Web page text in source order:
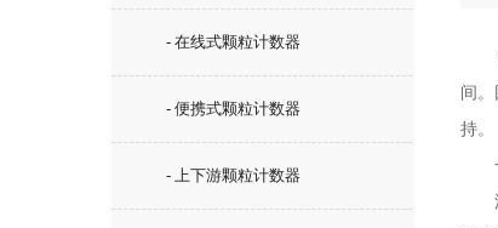
- 在线式颗粒计数器
- 便携式颗粒计数器
- 上下游颗粒计数器
在
间
持。
一
油